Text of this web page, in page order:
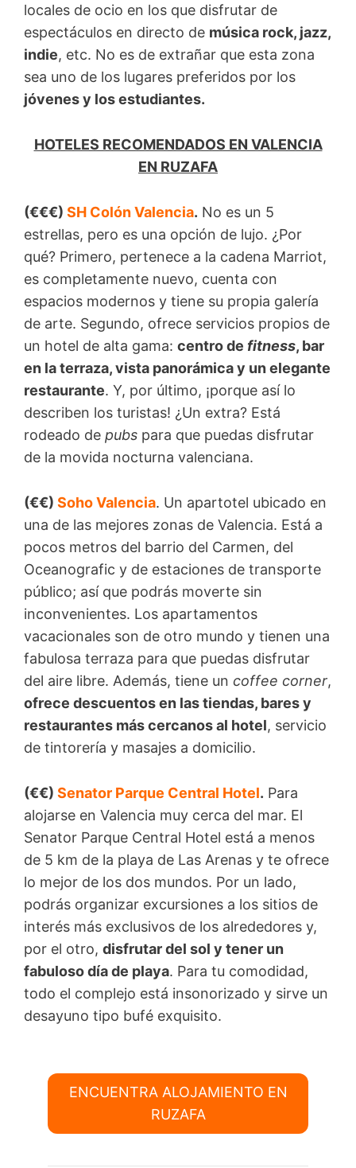
locales de ocio en los que disfrutar de
espectáculos en directo de música rock, jazz,
indie, etc. No es de extrañar que esta zona
sea uno de los lugares preferidos por los
jóvenes y los estudiantes.
HOTELES RECOMENDADOS EN VALENCIA
EN RUZAFA
(€€€) SH Colón Valencia. No es un 5
estrellas, pero es una opción de lujo. ¿Por
qué? Primero, pertenece a la cadena Marriot,
es completamente nuevo, cuenta con
espacios modernos y tiene su propia galería
de arte. Segundo, ofrece servicios propios de
un hotel de alta gama: centro de fitness, bar
en la terraza, vista panorámica y un elegante
restaurante. Y, por último, ¡porque así lo
describen los turistas! ¿Un extra? Está
rodeado de pubs para que puedas disfrutar
de la movida nocturna valenciana.
(€€) Soho Valencia. Un apartotel ubicado en
una de las mejores zonas de Valencia. Está a
pocos metros del barrio del Carmen, del
Oceanografic y de estaciones de transporte
público; así que podrás moverte sin
inconvenientes. Los apartamentos
vacacionales son de otro mundo y tienen una
fabulosa terraza para que puedas disfrutar
del aire libre. Además, tiene un coffee corner,
ofrece descuentos en las tiendas, bares y
restaurantes más cercanos al hotel, servicio
de tintorería y masajes a domicilio.
(€€) Senator Parque Central Hotel. Para
alojarse en Valencia muy cerca del mar. El
Senator Parque Central Hotel está a menos
de 5 km de la playa de Las Arenas y te ofrece
lo mejor de los dos mundos. Por un lado,
podrás organizar excursiones a los sitios de
interés más exclusivos de los alrededores y,
por el otro, disfrutar del sol y tener un
fabuloso día de playa. Para tu comodidad,
todo el complejo está insonorizado y sirve un
desayuno tipo bufé exquisito.
ENCUENTRA ALOJAMIENTO EN
RUZAFA